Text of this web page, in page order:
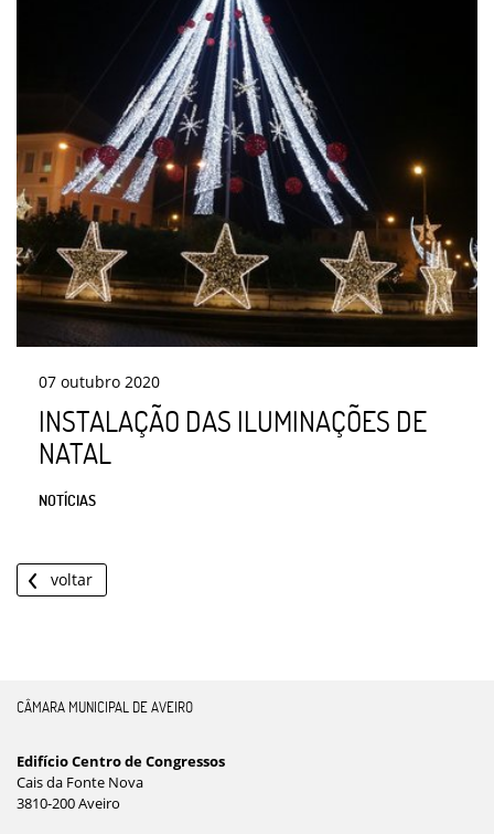
07 outubro 2020
INSTALAÇÃO DAS ILUMINAÇÕES DE
NATAL
NOTÍCIAS
voltar
CÂMARA MUNICIPAL DE AVEIRO
Edifício Centro de Congressos
Cais da Fonte Nova
3810-200 Aveiro